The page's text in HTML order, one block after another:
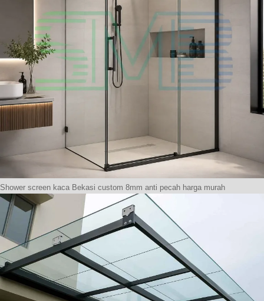
Shower screen kaca Bekasi custom 8mm anti pecah harga murah